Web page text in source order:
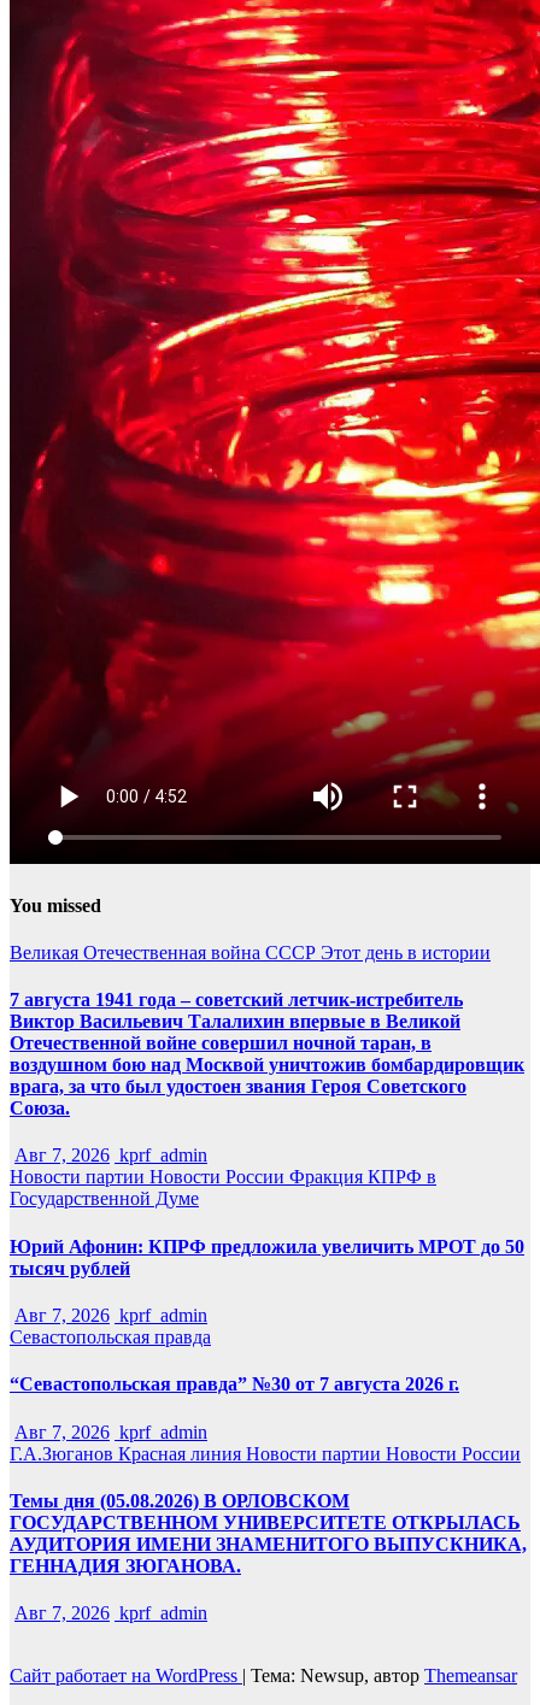
You missed
Великая Отечественная война СССР Этот день в истории
7 августа 1941 года – советский летчик-истребитель
Виктор Васильевич Талалихин впервые в Великой
Отечественной войне совершил ночной таран, в
воздушном бою над Москвой уничтожив бомбардировщик
врага, за что был удостоен звания Героя Советского
Союза.
Авг 7, 2026 kprf_admin
Новости партии Новости России Фракция КПРФ в
Государственной Думе
Юрий Афонин: КПРФ предложила увеличить МРОТ до 50
тысяч рублей
Авг 7, 2026 kprf_admin
Севастопольская правда
“Севастопольская правда” №30 от 7 августа 2026 г.
Авг 7, 2026 kprf_admin
Г.А.Зюганов Красная линия Новости партии Новости России
Темы дня (05.08.2026) В ОРЛОВСКОМ
ГОСУДАРСТВЕННОМ УНИВЕРСИТЕТЕ ОТКРЫЛАСЬ
АУДИТОРИЯ ИМЕНИ ЗНАМЕНИТОГО ВЫПУСКНИКА,
ГЕННАДИЯ ЗЮГАНОВА.
Авг 7, 2026 kprf_admin
Сайт работает на WordPress | Тема: Newsup, автор Themeansar